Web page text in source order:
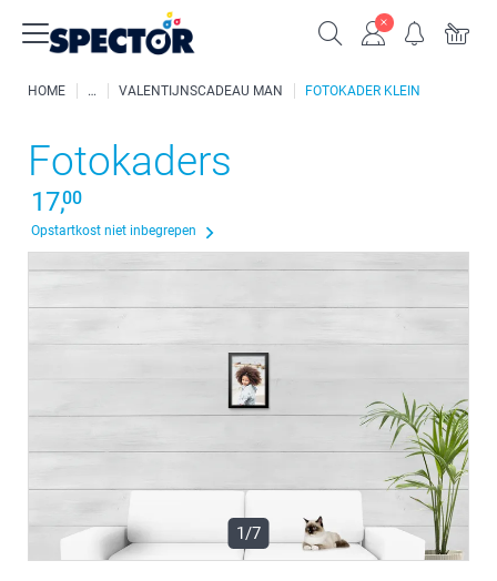
HOME VALENTIJNSCADEAU MAN FOTOKADER KLEIN
Fotokaders
17,00
Opstartkost niet inbegrepen
1/7